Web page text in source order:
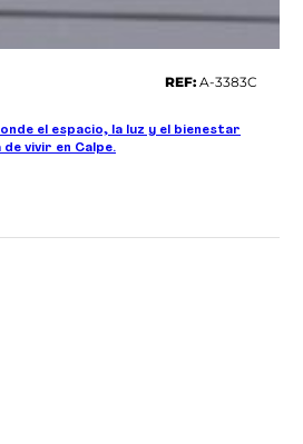
REF:A-3383C
el espacio, la luz y el bienestar
vivir en Calpe.